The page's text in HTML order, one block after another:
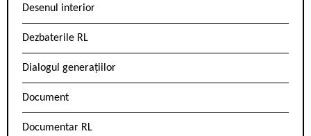
Desenul interior
Dezbaterile RL
Dialogul generațiilor
Document
Documentar RL